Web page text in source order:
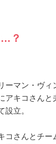
…？
ーマン・ヴィ
アキコさんと
設立。
コさんとチー